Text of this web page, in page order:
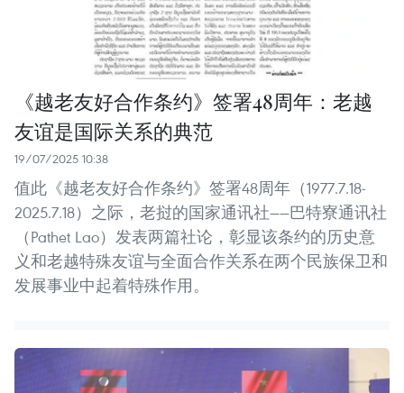
《越老友好合作条约》签署48周年：老越
友谊是国际关系的典范
19/07/2025 10:38
值此《越老友好合作条约》签署48周年（1977.7.18-
2025.7.18）之际，老挝的国家通讯社——巴特寮通讯社
（Pathet Lao）发表两篇社论，彰显该条约的历史意
义和老越特殊友谊与全面合作关系在两个民族保卫和
发展事业中起着特殊作用。